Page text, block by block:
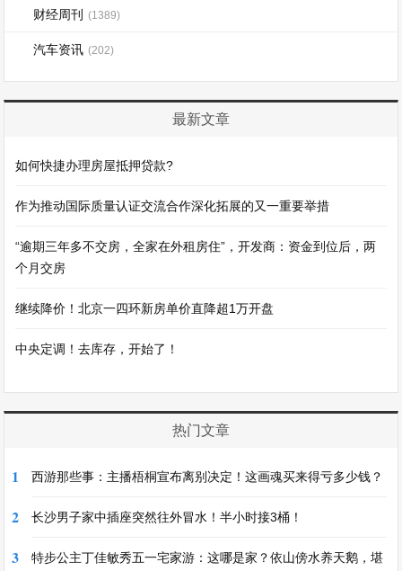
财经周刊 (1389)
汽车资讯 (202)
最新文章
如何快捷办理房屋抵押贷款?
作为推动国际质量认证交流合作深化拓展的又一重要举措
“逾期三年多不交房，全家在外租房住”，开发商：资金到位后，两
个月交房
继续降价！北京一四环新房单价直降超1万开盘
中央定调！去库存，开始了！
热门文章
1 西游那些事：主播梧桐宣布离别决定！这画魂买来得亏多少钱？
2 长沙男子家中插座突然往外冒水！半小时接3桶！
3
特步公主丁佳敏秀五一宅家游：这哪是家？依山傍水养天鹅，堪